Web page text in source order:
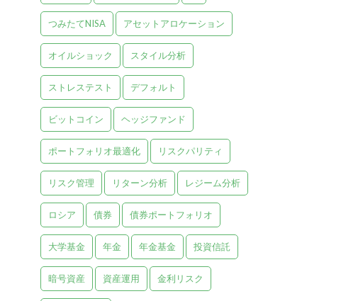
つみたてNISA アセットアロケーション
オイルショック スタイル分析
ストレステスト デフォルト
ビットコイン ヘッジファンド
ポートフォリオ最適化 リスクパリティ
リスク管理 リターン分析 レジーム分析
ロシア 債券 債券ポートフォリオ
大学基金 年金 年金基金 投資信託
暗号資産 資産運用 金利リスク